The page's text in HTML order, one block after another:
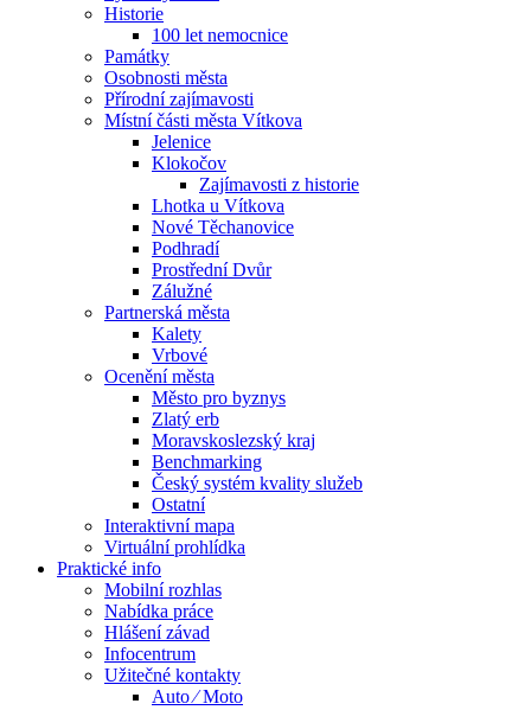
Historie
100 let nemocnice
Památky
Osobnosti města
Přírodní zajímavosti
Místní části města Vítkova
Jelenice
Klokočov
Zajímavosti z historie
Lhotka u Vítkova
Nové Těchanovice
Podhradí
Prostřední Dvůr
Zálužné
Partnerská města
Kalety
Vrbové
Ocenění města
Město pro byznys
Zlatý erb
Moravskoslezský kraj
Benchmarking
Český systém kvality služeb
Ostatní
Interaktivní mapa
Virtuální prohlídka
Praktické info
Mobilní rozhlas
Nabídka práce
Hlášení závad
Infocentrum
Užitečné kontakty
Auto ⁄ Moto